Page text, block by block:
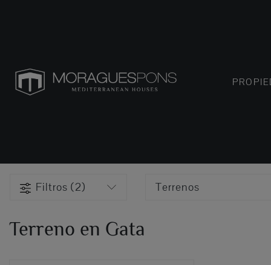
Filtros (2) Terrenos
Terreno en Gata